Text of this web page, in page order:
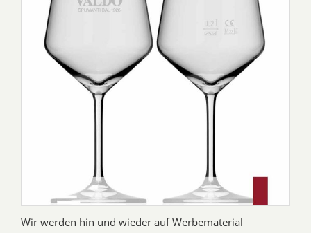
Wir werden hin und wieder auf Werbematerial